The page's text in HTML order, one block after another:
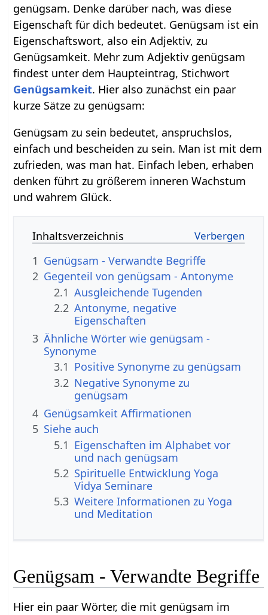
genügsam. Denke darüber nach, was diese
Eigenschaft für dich bedeutet. Genügsam ist ein
Eigenschaftswort, also ein Adjektiv, zu
Genügsamkeit. Mehr zum Adjektiv genügsam
findest unter dem Haupteintrag, Stichwort
Genügsamkeit. Hier also zunächst ein paar
kurze Sätze zu genügsam:
Genügsam zu sein bedeutet, anspruchslos,
einfach und bescheiden zu sein. Man ist mit dem
zufrieden, was man hat. Einfach leben, erhaben
denken führt zu größerem inneren Wachstum
und wahrem Glück.
Inhaltsverzeichnis
1 Genügsam - Verwandte Begriffe
2 Gegenteil von genügsam - Antonyme
2.1 Ausgleichende Tugenden
2.2 Antonyme, negative
Eigenschaften
3 Ähnliche Wörter wie genügsam -
Synonyme
3.1 Positive Synonyme zu genügsam
3.2 Negative Synonyme zu
genügsam
4 Genügsamkeit Affirmationen
5 Siehe auch
5.1 Eigenschaften im Alphabet vor
und nach genügsam
5.2 Spirituelle Entwicklung Yoga
Vidya Seminare
5.3 Weitere Informationen zu Yoga
und Meditation
Genügsam - Verwandte Begriffe
Hier ein paar Wörter, die mit genügsam im